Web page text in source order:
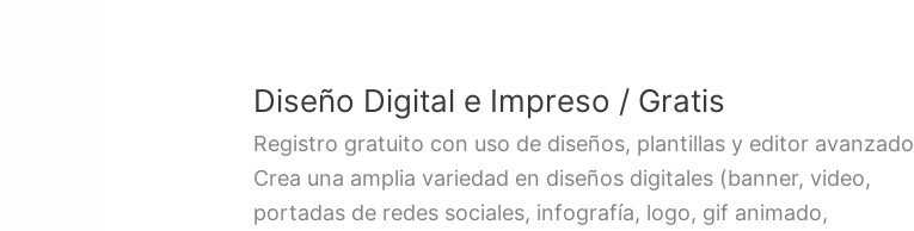
Diseño Digital e Impreso / Gratis
Registro gratuito con uso de diseños, plantillas y editor avanzado
Crea una amplia variedad en diseños digitales (banner, video,
portadas de redes sociales, infografía, logo, gif animado,
e
Impreso
/
Gratis